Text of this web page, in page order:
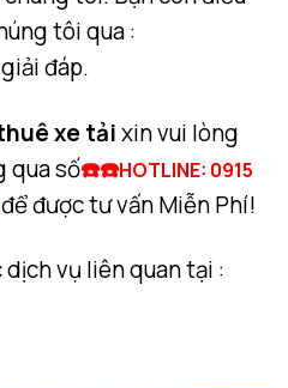
tôi qua :
đáp.
xe tảixin vui lòng
qua số☎️☎️HOTLINE: 0915
để được tư vấn Miễn Phí!
vụ liên quan tại :